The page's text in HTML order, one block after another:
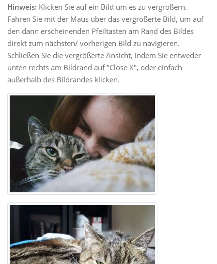
Hinweis: Klicken Sie auf ein Bild um es zu vergrößern.
Fahren Sie mit der Maus über das vergrößerte Bild, um auf
den dann erscheinenden Pfeiltasten am Rand des Bildes
direkt zum nächsten/ vorherigen Bild zu navigieren.
Schließen Sie die vergrößerte Ansicht, indem Sie entweder
unten rechts am Bildrand auf "Close X", oder einfach
außerhalb des Bildrandes klicken.